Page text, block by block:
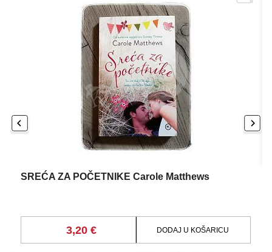
SREĆA ZA POČETNIKE Carole Matthews
3,20 € DODAJ U KOŠARICU